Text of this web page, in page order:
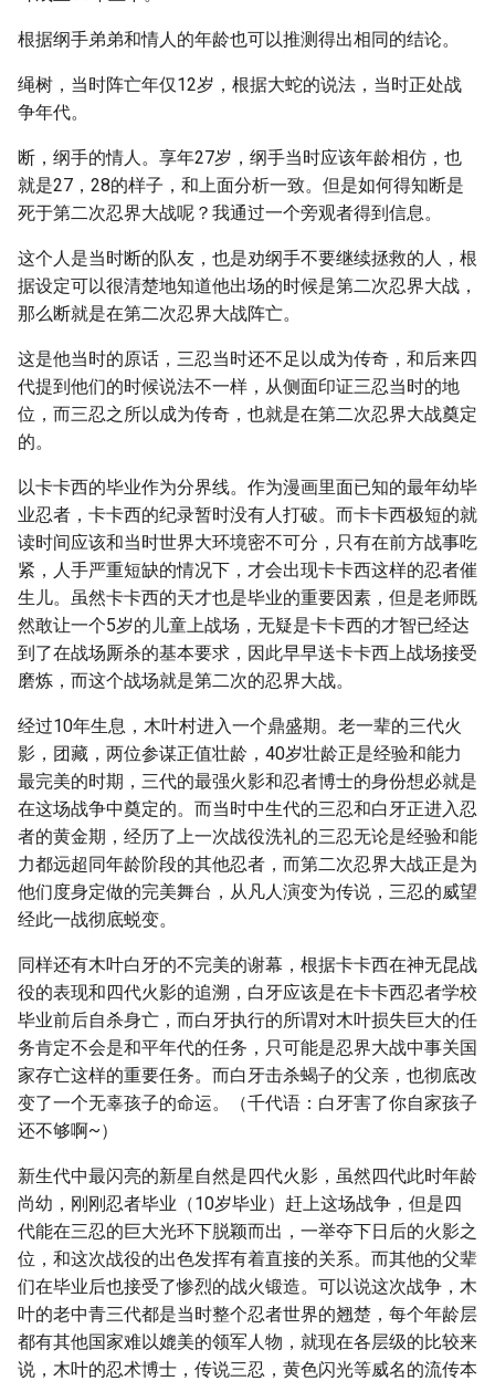
根据纲手弟弟和情人的年龄也可以推测得出相同的结论。
绳树，当时阵亡年仅12岁，根据大蛇的说法，当时正处战
争年代。
断，纲手的情人。享年27岁，纲手当时应该年龄相仿，也
就是27，28的样子，和上面分析一致。但是如何得知断是
死于第二次忍界大战呢？我通过一个旁观者得到信息。
这个人是当时断的队友，也是劝纲手不要继续拯救的人，根
据设定可以很清楚地知道他出场的时候是第二次忍界大战，
那么断就是在第二次忍界大战阵亡。
这是他当时的原话，三忍当时还不足以成为传奇，和后来四
代提到他们的时候说法不一样，从侧面印证三忍当时的地
位，而三忍之所以成为传奇，也就是在第二次忍界大战奠定
的。
以卡卡西的毕业作为分界线。作为漫画里面已知的最年幼毕
业忍者，卡卡西的纪录暂时没有人打破。而卡卡西极短的就
读时间应该和当时世界大环境密不可分，只有在前方战事吃
紧，人手严重短缺的情况下，才会出现卡卡西这样的忍者催
生儿。虽然卡卡西的天才也是毕业的重要因素，但是老师既
然敢让一个5岁的儿童上战场，无疑是卡卡西的才智已经达
到了在战场厮杀的基本要求，因此早早送卡卡西上战场接受
磨炼，而这个战场就是第二次的忍界大战。
经过10年生息，木叶村进入一个鼎盛期。老一辈的三代火
影，团藏，两位参谋正值壮龄，40岁壮龄正是经验和能力
最完美的时期，三代的最强火影和忍者博士的身份想必就是
在这场战争中奠定的。而当时中生代的三忍和白牙正进入忍
者的黄金期，经历了上一次战役洗礼的三忍无论是经验和能
力都远超同年龄阶段的其他忍者，而第二次忍界大战正是为
他们度身定做的完美舞台，从凡人演变为传说，三忍的威望
经此一战彻底蜕变。
同样还有木叶白牙的不完美的谢幕，根据卡卡西在神无昆战
役的表现和四代火影的追溯，白牙应该是在卡卡西忍者学校
毕业前后自杀身亡，而白牙执行的所谓对木叶损失巨大的任
务肯定不会是和平年代的任务，只可能是忍界大战中事关国
家存亡这样的重要任务。而白牙击杀蝎子的父亲，也彻底改
变了一个无辜孩子的命运。（千代语：白牙害了你自家孩子
还不够啊~）
新生代中最闪亮的新星自然是四代火影，虽然四代此时年龄
尚幼，刚刚忍者毕业（10岁毕业）赶上这场战争，但是四
代能在三忍的巨大光环下脱颖而出，一举夺下日后的火影之
位，和这次战役的出色发挥有着直接的关系。而其他的父辈
们在毕业后也接受了惨烈的战火锻造。可以说这次战争，木
叶的老中青三代都是当时整个忍者世界的翘楚，每个年龄层
都有其他国家难以媲美的领军人物，就现在各层级的比较来
说，木叶的忍术博士，传说三忍，黄色闪光等威名的流传本